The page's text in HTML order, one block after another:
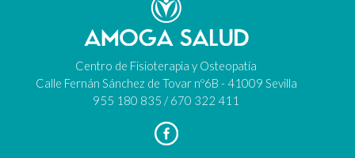
Centro de Fisioterapia y Osteopatía
Calle Fernán Sánchez de Tovar nº6B - 41009 Sevilla
955 180 835 / 670 322 411